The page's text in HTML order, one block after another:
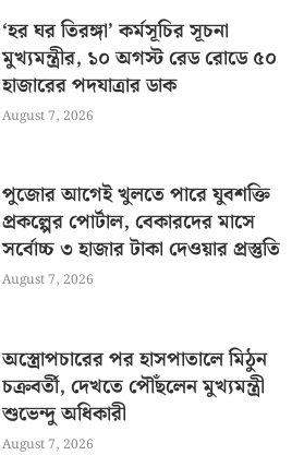
‘হর ঘর তিরঙ্গা’ কর্মসূচির সূচনা
মুখ্যমন্ত্রীর, ১০ অগস্ট রেড রোডে ৫০
হাজারের পদযাত্রার ডাক
August 7, 2026
পুজোর আগেই খুলতে পারে যুবশক্তি
প্রকল্পের পোর্টাল, বেকারদের মাসে
সর্বোচ্চ ৩ হাজার টাকা দেওয়ার প্রস্তুতি
August 7, 2026
অস্ত্রোপচারের পর হাসপাতালে মিঠুন
চক্রবর্তী, দেখতে পৌঁছলেন মুখ্যমন্ত্রী
শুভেন্দু অধিকারী
August 7, 2026